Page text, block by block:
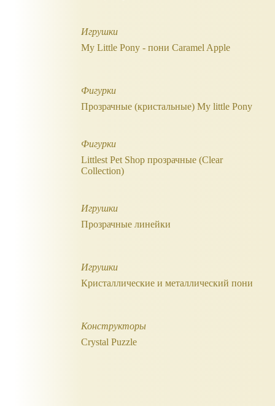
Игрушки
My Little Pony - пони Caramel Apple
Фигурки
Прозрачные (кристальные) My little Pony
Фигурки
Littlest Pet Shop прозрачные (Clear
Collection)
Игрушки
Прозрачные линейки
Игрушки
Кристаллические и металлический пони
Конструкторы
Crystal Puzzle